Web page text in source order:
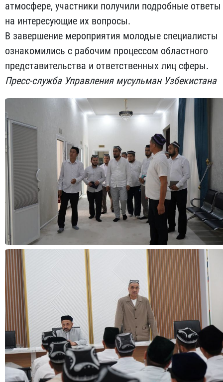
атмосфере, участники получили подробные ответы
на интересующие их вопросы.
В завершение мероприятия молодые специалисты
ознакомились с рабочим процессом областного
представительства и ответственных лиц сферы.
Пресс-служба Управления мусульман Узбекистана